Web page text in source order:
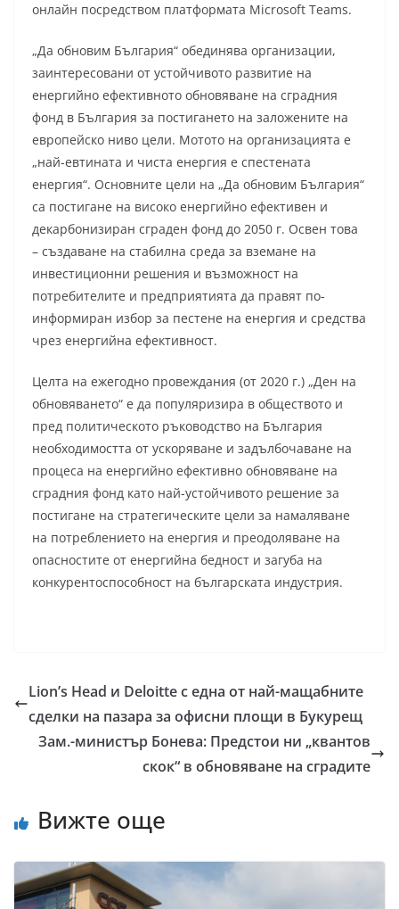
онлайн посредством платформата Microsoft Teams.
„Да обновим България“ обединява организации,
заинтересовани от устойчивото развитие на
енергийно ефективното обновяване на сградния
фонд в България за постигането на заложените на
европейско ниво цели. Мотото на организацията е
„най-евтината и чиста енергия е спестената
енергия“. Основните цели на „Да обновим България“
са постигане на високо енергийно ефективен и
декарбонизиран сграден фонд до 2050 г. Освен това
– създаване на стабилна среда за вземане на
инвестиционни решения и възможност на
потребителите и предприятията да правят по-
информиран избор за пестене на енергия и средства
чрез енергийна ефективност.
Целта на ежегодно провеждания (от 2020 г.) „Ден на
обновяването“ е да популяризира в обществото и
пред политическото ръководство на България
необходимостта от ускоряване и задълбочаване на
процеса на енергийно ефективно обновяване на
сградния фонд като най-устойчивото решение за
постигане на стратегическите цели за намаляване
на потреблението на енергия и преодоляване на
опасностите от енергийна бедност и загуба на
конкурентоспособност на българската индустрия.
Lion’s Head и Deloitte с една от най-мащабните
сделки на пазара за офисни площи в Букурещ
Зам.-министър Бонева: Предстои ни „квантов
скок“ в обновяване на сградите
Вижте още